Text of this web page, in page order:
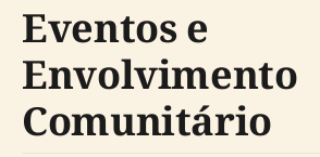
Eventos e
Envolvimento
Comunitário